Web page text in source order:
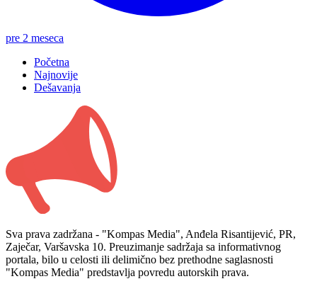
pre 2 meseca
Početna
Najnovije
Dešavanja
Sva prava zadržana - "Kompas Media", Anđela Risantijević, PR,
Zaječar, Varšavska 10. Preuzimanje sadržaja sa informativnog
portala, bilo u celosti ili delimično bez prethodne saglasnosti
"Kompas Media" predstavlja povredu autorskih prava.